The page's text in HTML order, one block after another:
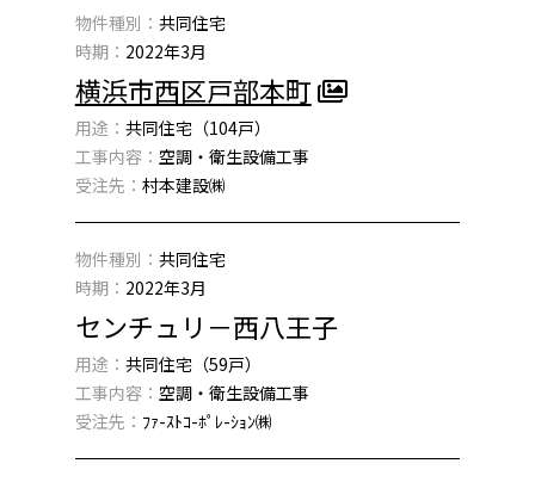
物件種別： 共同住宅
時期： 2022年3月
横浜市西区戸部本町
用途： 共同住宅（104戸）
工事内容： 空調・衛生設備工事
受注先： 村本建設㈱
物件種別： 共同住宅
時期： 2022年3月
センチュリ－西八王子
用途： 共同住宅（59戸）
工事内容： 空調・衛生設備工事
受注先： ﾌｧ-ｽﾄｺ-ﾎﾟﾚ-ｼｮﾝ㈱